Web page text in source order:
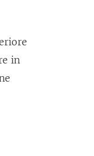
in